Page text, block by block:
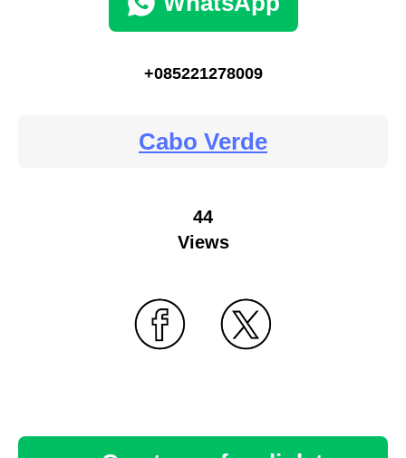
+085221278009
Cabo Verde
44
Views